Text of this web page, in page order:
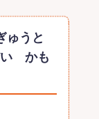
ゅうと
い かも